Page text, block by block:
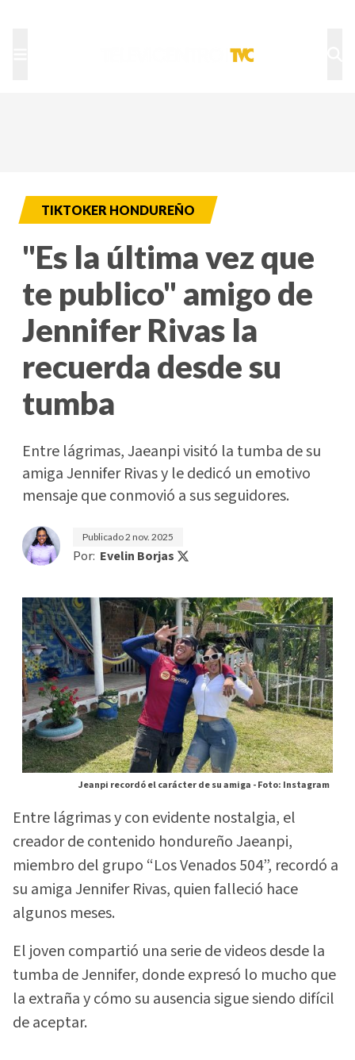
TIKTOKER HONDUREÑO
"Es la última vez que
te publico" amigo de
Jennifer Rivas la
recuerda desde su
tumba
Entre lágrimas, Jaeanpi visitó la tumba de su
amiga Jennifer Rivas y le dedicó un emotivo
mensaje que conmovió a sus seguidores.
Publicado2 nov. 2025
Por: Evelin Borjas
Jeanpi recordó el carácter de su amiga -Foto: Instagram
Entre lágrimas y con evidente nostalgia, el
creador de contenido hondureño Jaeanpi,
miembro del grupo “Los Venados 504”, recordó a
su amiga Jennifer Rivas, quien falleció hace
algunos meses.
El joven compartió una serie de videos desde la
tumba de Jennifer, donde expresó lo mucho que
la extraña y cómo su ausencia sigue siendo difícil
de aceptar.